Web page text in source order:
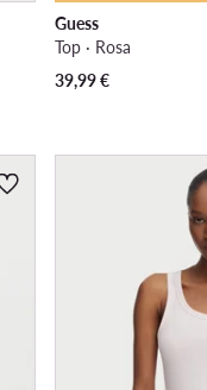
Guess
Top · Rosa
39,99€